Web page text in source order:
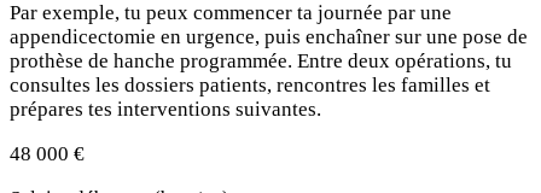
Par exemple, tu peux commencer ta journée par une
appendicectomie en urgence, puis enchaîner sur une pose de
prothèse de hanche programmée. Entre deux opérations, tu
consultes les dossiers patients, rencontres les familles et
prépares tes interventions suivantes.
48 000 €